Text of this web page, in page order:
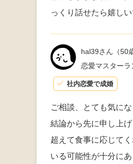
っくり話せたら嬉し
hal39さん （
恋愛マスターラ
社内恋愛で成婚
ご相談、とても気に
結論から先に申し上
超えて食事に応じて
いる可能性が十分に